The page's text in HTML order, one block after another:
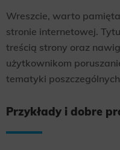
Wreszcie, warto
stronie internetowej.
treścią strony oraz
użytkownikom
tematyki
Przykłady i dobre